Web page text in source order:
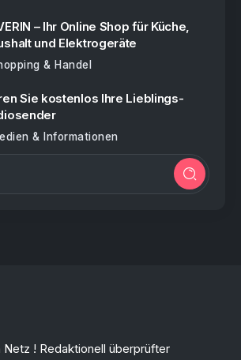
– Ihr Online Shop für Küche,
und Elektrogeräte
& Handel
Sie kostenlos Ihre Lieblings-
& Informationen
! Redaktionell überprüfter